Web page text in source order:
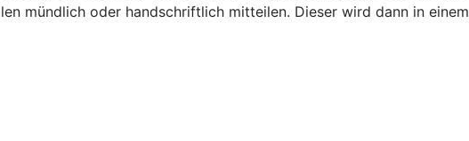
mündlich oder handschriftlich mitteilen. Dieser wird dann in einem